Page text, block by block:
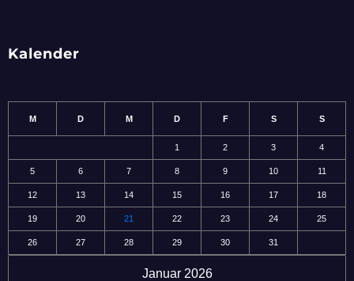
Kalender
Januar 2026
M D M D F S S
1 2 3 4
5 6 7 8 9 10 11
12 13 14 15 16 17 18
19 20 21 22 23 24 25
26 27 28 29 30 31